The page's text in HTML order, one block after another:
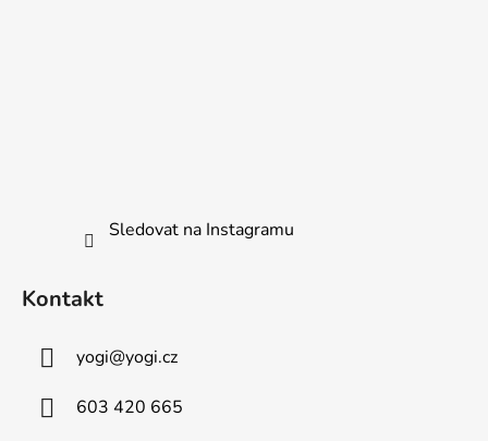
Sledovat na Instagramu
Kontakt
yogi@yogi.cz
603 420 665